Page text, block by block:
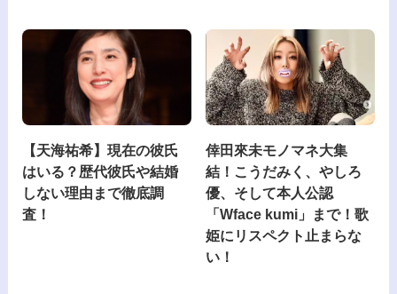
【天海祐希】現在の彼氏
はいる？歴代彼氏や結婚
しない理由まで徹底調
査！
倖田來未モノマネ大集
結！こうだみく、やしろ
優、そして本人公認
「Wface kumi」まで！歌
姫にリスペクト止まらな
い！